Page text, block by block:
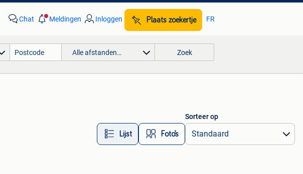
Chat Meldingen Inloggen Plaats zoekertje FR
Alle afstanden… Zoek
Lijst Foto’s
Sorteer op